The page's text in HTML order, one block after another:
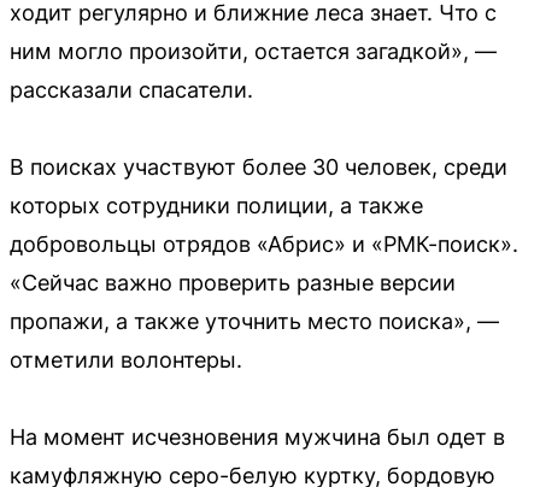
ходит регулярно и ближние леса знает. Что с
ним могло произойти, остается загадкой», —
рассказали спасатели.
В поисках участвуют более 30 человек, среди
которых сотрудники полиции, а также
добровольцы отрядов «Абрис» и «РМК-поиск».
«Сейчас важно проверить разные версии
пропажи, а также уточнить место поиска», —
отметили волонтеры.
На момент исчезновения мужчина был одет в
камуфляжную серо-белую куртку, бордовую